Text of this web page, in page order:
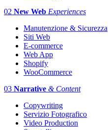
02 New Web Experiences
Manutenzione & Sicurezza
Siti Web
E-commerce
Web App
Shopify
WooCommerce
03 Narrative & Content
Copywriting
Servizio Fotografico
Video Production